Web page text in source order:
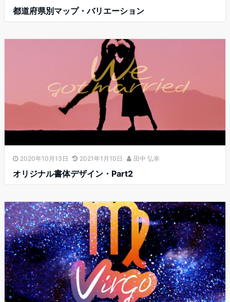
都道府県別マップ・バリエーション
2020年10月13日 2021年1月10日 田中 弘幸
オリジナル書体デザイン・Part2